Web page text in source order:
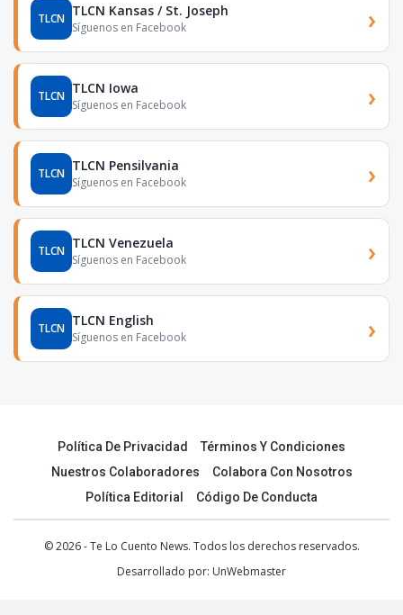
TLCN TLCN Kansas / St. Joseph
Síguenos en Facebook ›
TLCN TLCN Iowa
Síguenos en Facebook ›
TLCN TLCN Pensilvania
Síguenos en Facebook ›
TLCN TLCN Venezuela
Síguenos en Facebook ›
TLCN TLCN English
Síguenos en Facebook ›
Política De Privacidad
Términos Y Condiciones
Nuestros Colaboradores
Colabora Con Nosotros
Política Editorial
Código De Conducta
© 2026 - Te Lo Cuento News. Todos los derechos reservados.
Desarrollado por: UnWebmaster